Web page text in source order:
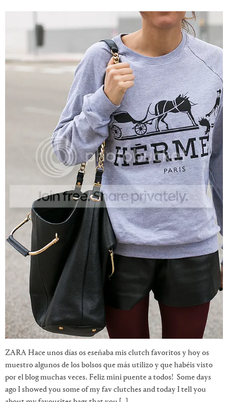
ZARA Hace unos días os eseñaba mis clutch favoritos y hoy os
muestro algunos de los bolsos que más utilizo y que habéis visto
por el blog muchas veces. Feliz mini puente a todos! Some days
ago I showed you some of my fav clutches and today I tell you